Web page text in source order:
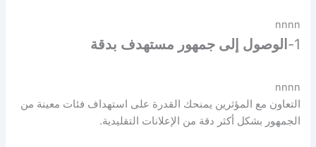
nnnn
1- الوصول إلى جمهور مستهدف بدقة
nnnn
التعاون مع المؤثرين يمنحك القدرة على استهداف فئات معينة من
الجمهور بشكل أكثر دقة من الإعلانات التقليدية.